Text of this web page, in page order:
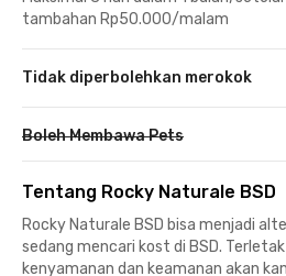
tambahan Rp50.000/malam
Tidak diperbolehkan merokok
Boleh Membawa Pets
Tentang Rocky Naturale BSD
Rocky Naturale BSD bisa menjadi
sedang mencari kost di BSD.
kenyamanan dan keamanan akan